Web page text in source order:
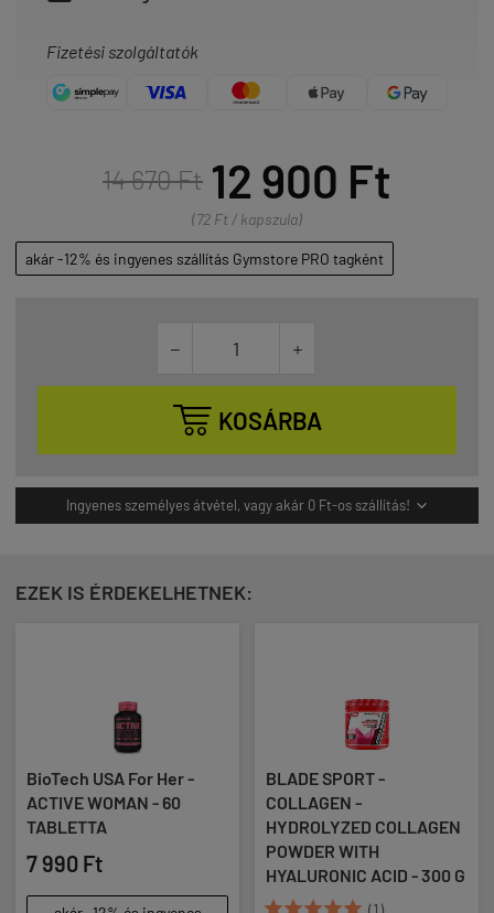
Fizetési szolgáltatók
14 670 Ft 12 900 Ft
(72 Ft / kapszula)
akár -12% és ingyenes szállítás Gymstore PRO tagként
 
 KOSÁRBA
Ingyenes személyes átvétel, vagy akár 0 Ft-os szállítás! 
EZEK IS ÉRDEKELHETNEK:
BioTech USA For Her -
ACTIVE WOMAN - 60
TABLETTA
7 990 Ft
BLADE SPORT -
COLLAGEN -
HYDROLYZED COLLAGEN
POWDER WITH
HYALURONIC ACID - 300 G
